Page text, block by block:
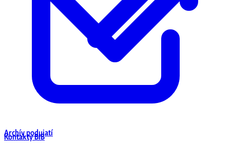
Kontakty BIB
Archív podujatí